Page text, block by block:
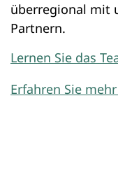
überregional mit
Partnern.
Lernen Sie das
Erfahren Sie